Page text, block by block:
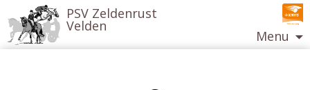
PSV Zeldenrust
Velden
Menu